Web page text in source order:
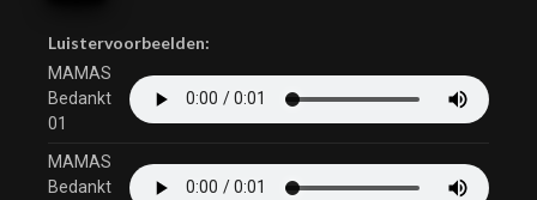
Luistervoorbeelden:
MAMAS
Bedankt
01
MAMAS
Bedankt